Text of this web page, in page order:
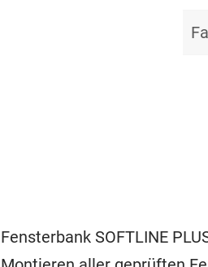
Fensterbank SOFTLINE